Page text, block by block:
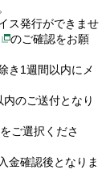
ス発行ができませ
のご確認をお願
き1週間以内にメ
のご送付となり
ご選択くださ
金確認後となりま